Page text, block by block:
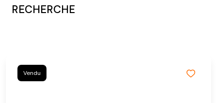
RECHERCHE
Vendu